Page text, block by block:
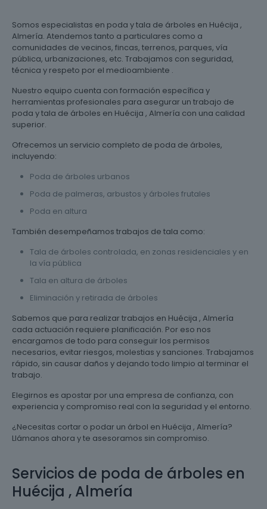
Somos especialistas en poda y tala de árboles en Huécija ,
Almería. Atendemos tanto a particulares como a
comunidades de vecinos, fincas, terrenos, parques, vía
pública, urbanizaciones, etc. Trabajamos con seguridad,
técnica y respeto por el medioambiente .
Nuestro equipo cuenta con formación específica y
herramientas profesionales para asegurar un trabajo de
poda y tala de árboles en Huécija , Almería con una calidad
superior.
Ofrecemos un servicio completo de poda de árboles,
incluyendo:
Poda de árboles urbanos
Poda de palmeras, arbustos y árboles frutales
Poda en altura
También desempeñamos trabajos de tala como:
Tala de árboles controlada, en zonas residenciales y en
la vía pública
Tala en altura de árboles
Eliminación y retirada de árboles
Sabemos que para realizar trabajos en Huécija , Almería
cada actuación requiere planificación. Por eso nos
encargamos de todo para conseguir los permisos
necesarios, evitar riesgos, molestias y sanciones. Trabajamos
rápido, sin causar daños y dejando todo limpio al terminar el
trabajo.
Elegirnos es apostar por una empresa de confianza, con
experiencia y compromiso real con la seguridad y el entorno.
¿Necesitas cortar o podar un árbol en Huécija , Almería?
Llámanos ahora y te asesoramos sin compromiso.
Servicios de poda de árboles en
Huécija , Almería